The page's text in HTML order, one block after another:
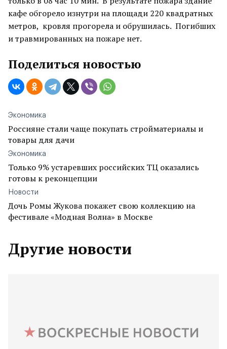
кафе обгорело изнутри на площади 220 квадратных
метров, кровля прогорела и обрушилась. Погибших
и травмированных на пожаре нет.
Поделиться новостью
Экономика
Россияне стали чаще покупать стройматериалы и
товары для дачи
Экономика
Только 9% устаревших российских ТЦ оказались
готовы к реконцепции
Новости
Дочь Ромы Жукова покажет свою коллекцию на
фестивале «Модная Волна» в Москве
Другие новости